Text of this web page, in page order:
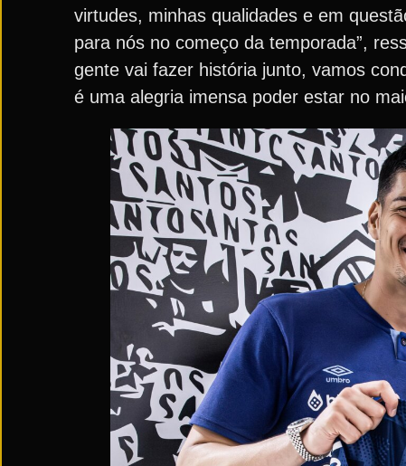
virtudes, minhas qualidades e em
para nós no começo da temporada”,
gente vai fazer história junto, vamos
é uma alegria imensa poder estar no